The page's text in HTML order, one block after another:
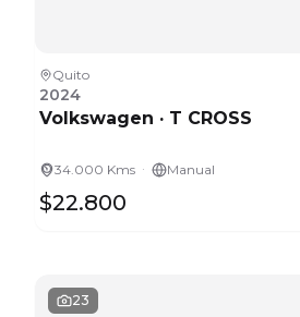
Quito
2024
Volkswagen · T CROSS
34.000 Kms · Manual
$22.800
23